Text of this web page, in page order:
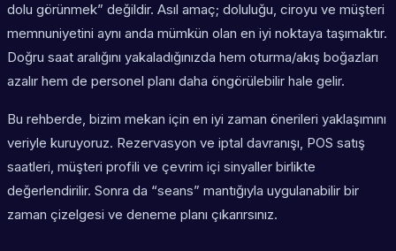
dolu görünmek” değildir. Asıl amaç; doluluğu, ciroyu ve müşteri
memnuniyetini aynı anda mümkün olan en iyi noktaya taşımaktır.
Doğru saat aralığını yakaladığınızda hem oturma/akış boğazları
azalır hem de personel planı daha öngörülebilir hale gelir.
Bu rehberde, bizim mekan için en iyi zaman önerileri yaklaşımını
veriyle kuruyoruz. Rezervasyon ve iptal davranışı, POS satış
saatleri, müşteri profili ve çevrim içi sinyaller birlikte
değerlendirilir. Sonra da “seans” mantığıyla uygulanabilir bir
zaman çizelgesi ve deneme planı çıkarırsınız.